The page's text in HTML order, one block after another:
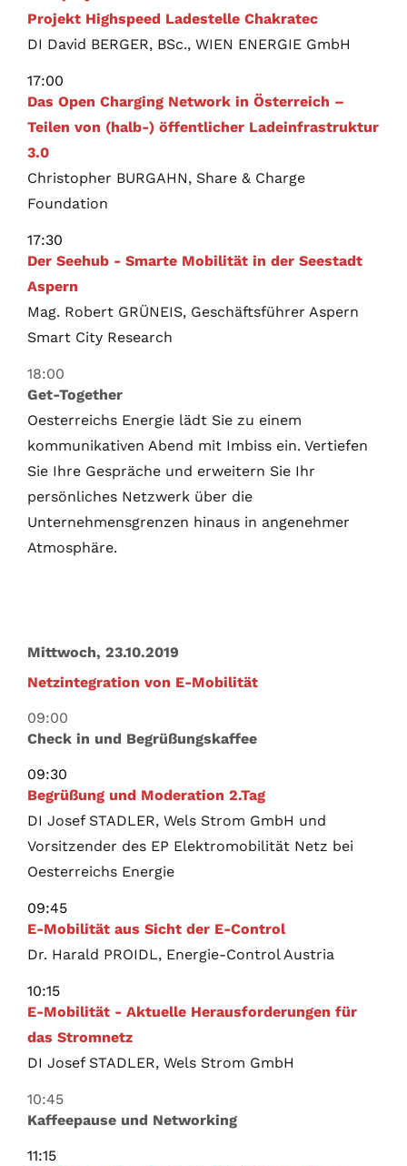
Projekt Highspeed Ladestelle Chakratec
DI David BERGER, BSc., WIEN ENERGIE GmbH
17:00
Das Open Charging Network in Österreich –
Teilen von (halb-) öffentlicher Ladeinfrastruktur
3.0
Christopher BURGAHN, Share & Charge
Foundation
17:30
Der Seehub - Smarte Mobilität in der Seestadt
Aspern
Mag. Robert GRÜNEIS, Geschäftsführer Aspern
Smart City Research
18:00
Get-Together
Oesterreichs Energie lädt Sie zu einem
kommunikativen Abend mit Imbiss ein. Vertiefen
Sie Ihre Gespräche und erweitern Sie Ihr
persönliches Netzwerk über die
Unternehmensgrenzen hinaus in angenehmer
Atmosphäre.
Mittwoch, 23.10.2019
Netzintegration von E-Mobilität
09:00
Check in und Begrüßungskaffee
09:30
Begrüßung und Moderation 2.Tag
DI Josef STADLER, Wels Strom GmbH und
Vorsitzender des EP Elektromobilität Netz bei
Oesterreichs Energie
09:45
E-Mobilität aus Sicht der E-Control
Dr. Harald PROIDL, Energie-Control Austria
10:15
E-Mobilität - Aktuelle Herausforderungen für
das Stromnetz
DI Josef STADLER, Wels Strom GmbH
10:45
Kaffeepause und Networking
11:15